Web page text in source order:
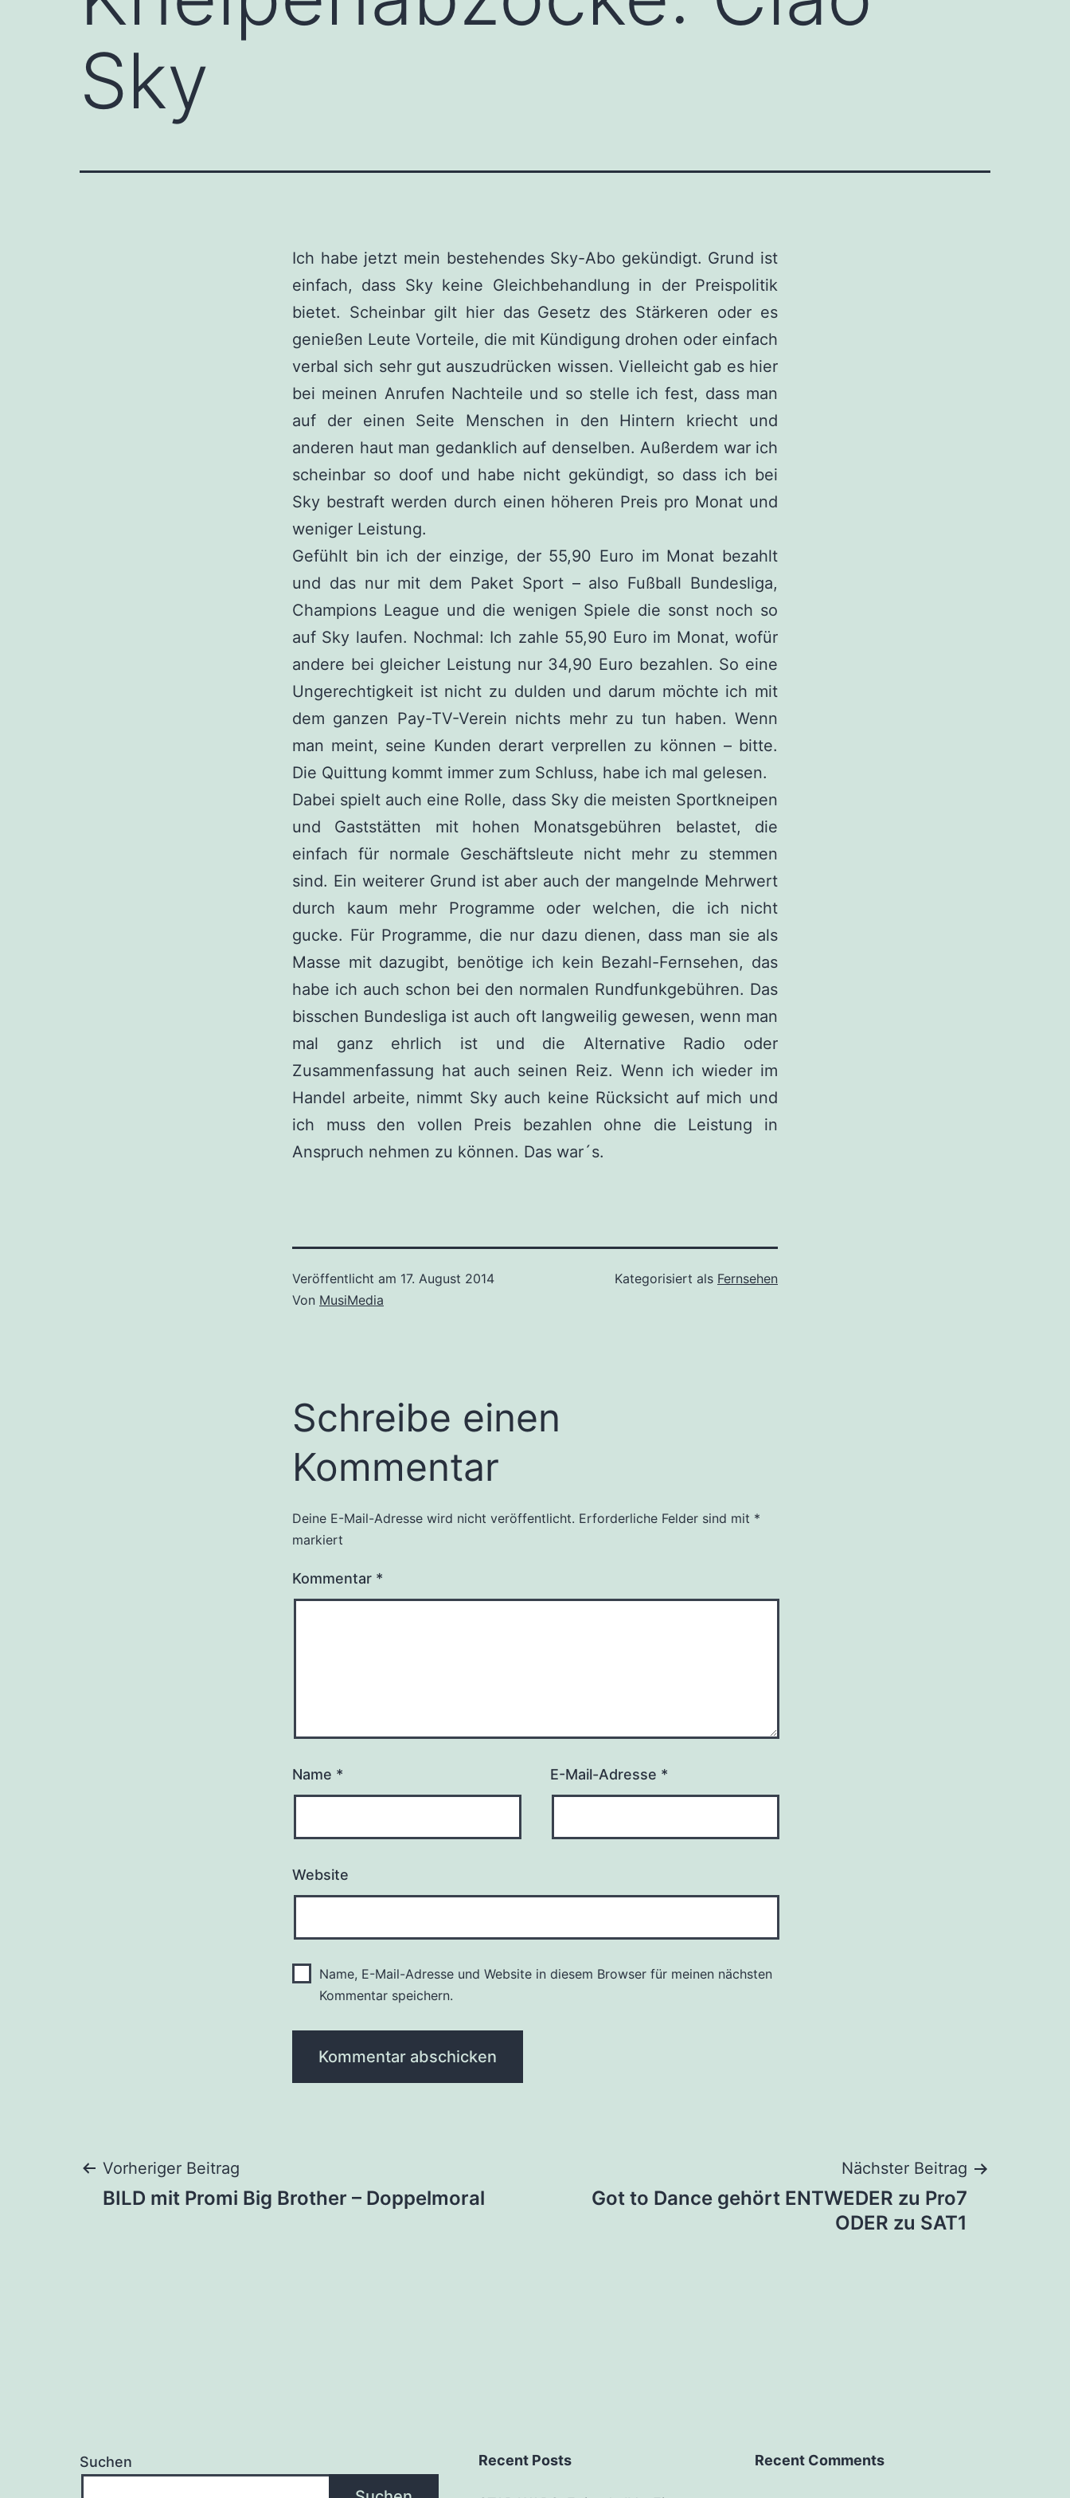
Sky
Ich habe jetzt mein bestehendes Sky-Abo gekündigt. Grund ist
einfach, dass Sky keine Gleichbehandlung in der Preispolitik
bietet. Scheinbar gilt hier das Gesetz des Stärkeren oder es
genießen Leute Vorteile, die mit Kündigung drohen oder einfach
verbal sich sehr gut auszudrücken wissen. Vielleicht gab es hier
bei meinen Anrufen Nachteile und so stelle ich fest, dass man
auf der einen Seite Menschen in den Hintern kriecht und
anderen haut man gedanklich auf denselben. Außerdem war ich
scheinbar so doof und habe nicht gekündigt, so dass ich bei
Sky bestraft werden durch einen höheren Preis pro Monat und
weniger Leistung.
Gefühlt bin ich der einzige, der 55,90 Euro im Monat bezahlt
und das nur mit dem Paket Sport – also Fußball Bundesliga,
Champions League und die wenigen Spiele die sonst noch so
auf Sky laufen. Nochmal: Ich zahle 55,90 Euro im Monat, wofür
andere bei gleicher Leistung nur 34,90 Euro bezahlen. So eine
Ungerechtigkeit ist nicht zu dulden und darum möchte ich mit
dem ganzen Pay-TV-Verein nichts mehr zu tun haben. Wenn
man meint, seine Kunden derart verprellen zu können – bitte.
Die Quittung kommt immer zum Schluss, habe ich mal gelesen.
Dabei spielt auch eine Rolle, dass Sky die meisten Sportkneipen
und Gaststätten mit hohen Monatsgebühren belastet, die
einfach für normale Geschäftsleute nicht mehr zu stemmen
sind. Ein weiterer Grund ist aber auch der mangelnde Mehrwert
durch kaum mehr Programme oder welchen, die ich nicht
gucke. Für Programme, die nur dazu dienen, dass man sie als
Masse mit dazugibt, benötige ich kein Bezahl-Fernsehen, das
habe ich auch schon bei den normalen Rundfunkgebühren. Das
bisschen Bundesliga ist auch oft langweilig gewesen, wenn man
mal ganz ehrlich ist und die Alternative Radio oder
Zusammenfassung hat auch seinen Reiz. Wenn ich wieder im
Handel arbeite, nimmt Sky auch keine Rücksicht auf mich und
ich muss den vollen Preis bezahlen ohne die Leistung in
Anspruch nehmen zu können. Das war´s.
Veröffentlicht am 17. August 2014
Von MusiMedia
Kategorisiert als Fernsehen
Schreibe einen
Kommentar
Deine E-Mail-Adresse wird nicht veröffentlicht. Erforderliche Felder sind mit *
markiert
Kommentar *
Name * E-Mail-Adresse *
Website
Name, E-Mail-Adresse und Website in diesem Browser für meinen nächsten
Kommentar speichern.
Beitragsnavigation
Vorheriger Beitrag
BILD mit Promi Big Brother – Doppelmoral
Nächster Beitrag
Got to Dance gehört ENTWEDER zu Pro7
ODER zu SAT1
Suchen Recent Posts Recent Comments